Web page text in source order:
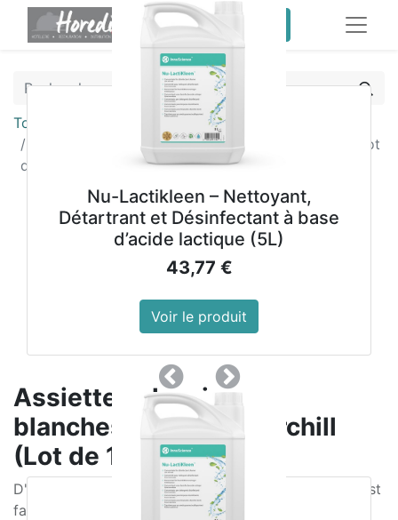
service client pro
Tous les produits
Assiettes classiques blanches 310mm Churchill (Lot
de 12)
Assiettes classiques
blanches 310mm Churchill
(Lot de 12)
D'une élégance discrète et classique, cette gamme est
fabriquée spécialement pour résister aux rigueurs de
Nu-Lactikleen – Nettoyant,
Détartrant et Désinfectant à base
d’acide lactique (5L)
43,77 €
Voir le produit
PrécedentSuivant